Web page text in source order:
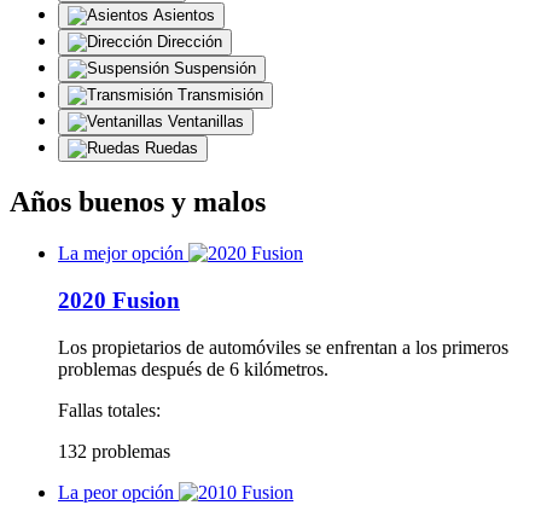
Asientos
Dirección
Suspensión
Transmisión
Ventanillas
Ruedas
Años buenos y malos
La mejor opción
2020 Fusion
Los propietarios de automóviles se enfrentan a los primeros
problemas después de 6 kilómetros.
Fallas totales:
132 problemas
La peor opción